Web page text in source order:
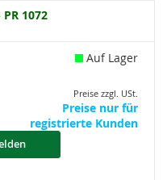
1072
Auf Lager
Preise zzgl. USt.
Preise nur für
registrierte Kunden